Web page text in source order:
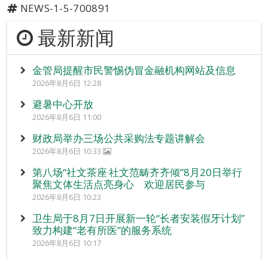
NEWS-1-5-700891
最新新闻
金管局提醒市民警惕伪冒金融机构网站及信息
2026年8月6日 12:28
避暑中心开放
2026年8月6日 11:00
财政局举办三场公共采购法专题讲解会
2026年8月6日 10:33
第八场“社文茶座‧社文范畴齐齐倾”8月20日举行
聚焦文体生活点亮身心 欢迎居民参与
2026年8月6日 10:23
卫生局于8月7日开展新一轮“长者安装假牙计划”
致力构建“老有所医”的服务系统
2026年8月6日 10:17